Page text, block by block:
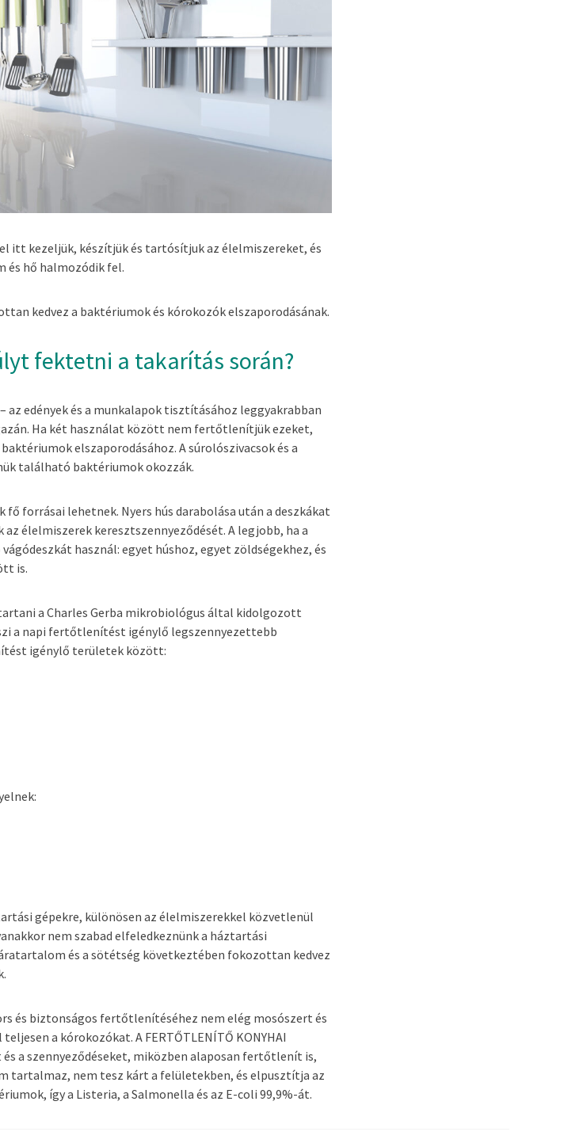
itt kezeljük, készítjük és tartósítjuk az élelmiszereket, és
és hő halmozódik fel.
kedvez a baktériumok és kórokozók elszaporodásának.
fektetni a takarítás során?
az edények és a munkalapok tisztításához leggyakrabban
Ha két használat között nem fertőtlenítjük ezeket,
elszaporodásához. A súrolószivacsok és a
található baktériumok okozzák.
forrásai lehetnek. Nyers hús darabolása után a deszkákat
élelmiszerek keresztszennyeződését. A legjobb, ha a
használ: egyet húshoz, egyet zöldségekhez, és
is.
a Charles Gerba mikrobiológus által kidolgozott
a napi fertőtlenítést igénylő legszennyezettebb
igénylő területek között:
gépekre, különösen az élelmiszerekkel közvetlenül
nem szabad elfeledkeznünk a háztartási
és a sötétség következtében fokozottan kedvez
és biztonságos fertőtlenítéséhez nem elég mosószert és
a kórokozókat. A FERTŐTLENÍTŐ KONYHAI
a szennyeződéseket, miközben alaposan fertőtlenít is,
tartalmaz, nem tesz kárt a felületekben, és elpusztítja az
így a Listeria, a Salmonella és az E-coli 99,9%-át.